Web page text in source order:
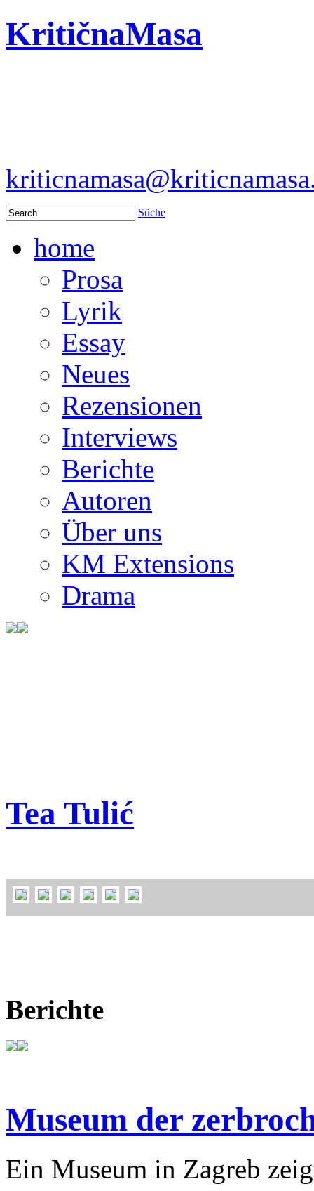
KritičnaMasa
Süche
home
Prosa
Lyrik
Essay
Neues
Rezensionen
Interviews
Berichte
Autoren
Über uns
KM Extensions
Drama
Tea Tulić
Berichte
Museum der
Ein Museum in Zagreb